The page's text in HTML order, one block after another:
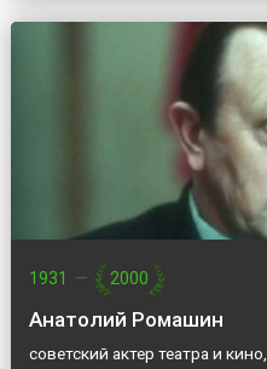
1931 — 2000
Анатолий Ромашин
советский актер театра и